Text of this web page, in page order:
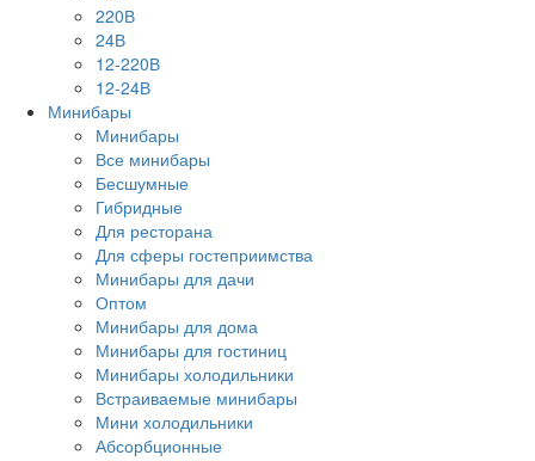
220В
24В
12-220В
12-24В
Минибары
Минибары
Все минибары
Бесшумные
Гибридные
Для ресторана
Для сферы гостеприимства
Минибары для дачи
Оптом
Минибары для дома
Минибары для гостиниц
Минибары холодильники
Встраиваемые минибары
Мини холодильники
Абсорбционные